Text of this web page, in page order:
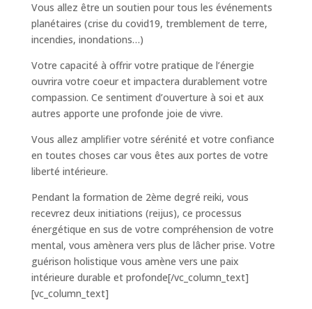
Vous allez être un soutien pour tous les événements
planétaires (crise du covid19, tremblement de terre,
incendies, inondations…)
Votre capacité à offrir votre pratique de l’énergie
ouvrira votre coeur et impactera durablement votre
compassion. Ce sentiment d’ouverture à soi et aux
autres apporte une profonde joie de vivre.
Vous allez amplifier votre sérénité et votre confiance
en toutes choses car vous êtes aux portes de votre
liberté intérieure.
Pendant la formation de 2ème degré reiki, vous
recevrez deux initiations (reijus), ce processus
énergétique en sus de votre compréhension de votre
mental, vous amènera vers plus de lâcher prise. Votre
guérison holistique vous amène vers une paix
intérieure durable et profonde[/vc_column_text]
[vc_column_text]